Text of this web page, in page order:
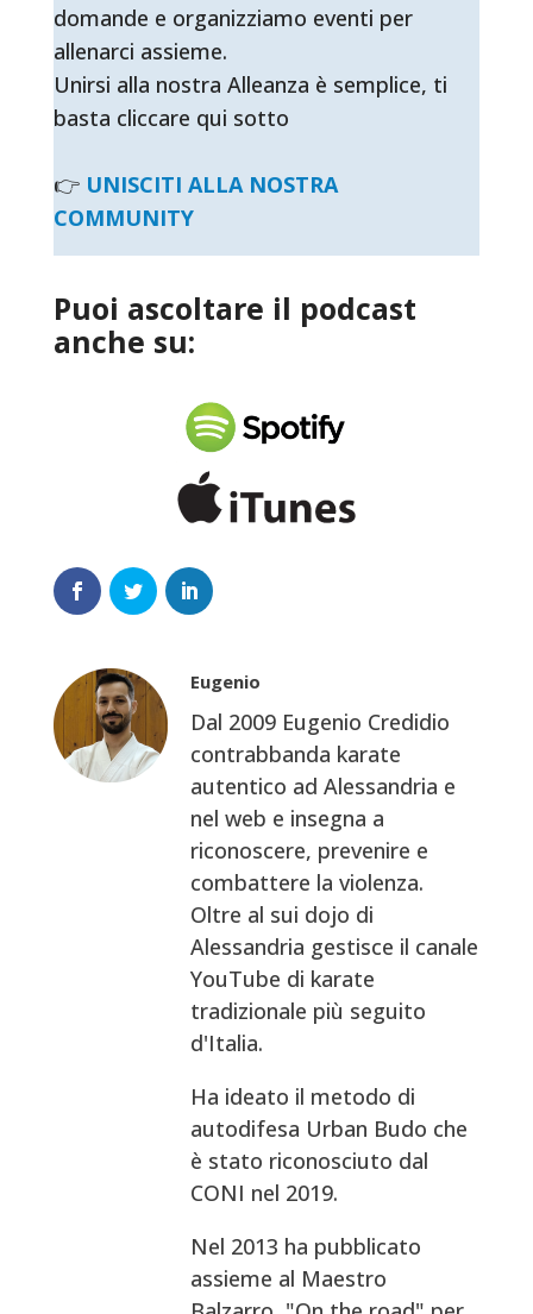
domande e organizziamo eventi per
allenarci assieme.
Unirsi alla nostra Alleanza è semplice, ti
basta cliccare qui sotto
👉 UNISCITI ALLA NOSTRA
COMMUNITY
Puoi ascoltare il podcast
anche su:
Eugenio
Dal 2009 Eugenio Credidio
contrabbanda karate
autentico ad Alessandria e
nel web e insegna a
riconoscere, prevenire e
combattere la violenza.
Oltre al sui dojo di
Alessandria gestisce il canale
YouTube di karate
tradizionale più seguito
d'Italia.
Ha ideato il metodo di
autodifesa Urban Budo che
è stato riconosciuto dal
CONI nel 2019.
Nel 2013 ha pubblicato
assieme al Maestro